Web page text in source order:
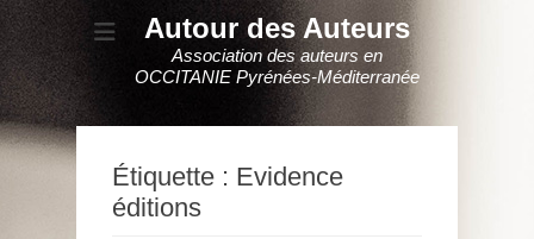
Autour des Auteurs
Association des auteurs en
OCCITANIE Pyrénées-Méditerranée
Étiquette : Evidence
éditions